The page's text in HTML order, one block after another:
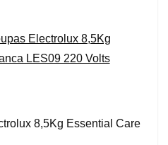
8,5Kg Essential Care